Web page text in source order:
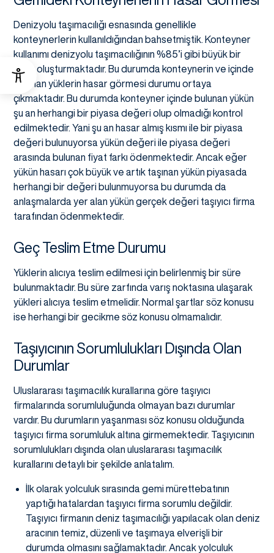
Denizyolu taşımacılığı esnasında genellikle
konteynerlerin kullanıldığından bahsetmiştik. Konteyner
kullanımı denizyolu taşımacılığının %85’i gibi büyük bir
oranı oluşturmaktadır. Bu durumda konteynerin ve içinde
bulunan yüklerin hasar görmesi durumu ortaya
çıkmaktadır. Bu durumda konteyner içinde bulunan yükün
şu an herhangi bir piyasa değeri olup olmadığı kontrol
edilmektedir. Yani şu an hasar almış kısmı ile bir piyasa
değeri bulunuyorsa yükün değeri ile piyasa değeri
arasında bulunan fiyat farkı ödenmektedir. Ancak eğer
yükün hasarı çok büyük ve artık taşınan yükün piyasada
herhangi bir değeri bulunmuyorsa bu durumda da
anlaşmalarda yer alan yükün gerçek değeri taşıyıcı firma
tarafından ödenmektedir.
Geç Teslim Etme Durumu
Yüklerin alıcıya teslim edilmesi için belirlenmiş bir süre
bulunmaktadır. Bu süre zarfında varış noktasına ulaşarak
yükleri alıcıya teslim etmelidir. Normal şartlar söz konusu
ise herhangi bir gecikme söz konusu olmamalıdır.
Taşıyıcının Sorumlulukları Dışında Olan
Durumlar
Uluslararası taşımacılık kurallarına göre taşıyıcı
firmalarında sorumluluğunda olmayan bazı durumlar
vardır. Bu durumların yaşanması söz konusu olduğunda
taşıyıcı firma sorumluluk altına girmemektedir. Taşıyıcının
sorumlulukları dışında olan uluslararası taşımacılık
kurallarını detaylı bir şekilde anlatalım.
İlk olarak yolculuk sırasında gemi mürettebatının
yaptığı hatalardan taşıyıcı firma sorumlu değildir.
Taşıyıcı firmanın deniz taşımacılığı yapılacak olan deniz
aracının temiz, düzenli ve taşımaya elverişli bir
durumda olmasını sağlamaktadır. Ancak yolculuk